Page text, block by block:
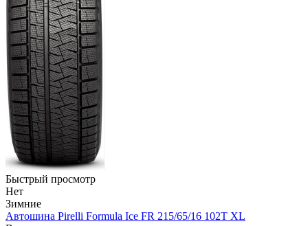
Быстрый просмотр
Нет
Зимние
Автошина Pirelli Formula Ice FR 215/65/16 102T XL